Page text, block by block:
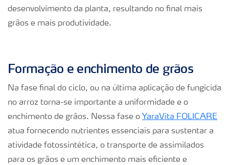
desenvolvimento da planta, resultando no final mais
grãos e mais produtividade.
Formação e enchimento de grãos
Na fase final do ciclo, ou na última aplicação de fungicida
no arroz torna-se importante a uniformidade e o
enchimento de grãos. Nessa fase o YaraVita FOLICARE
atua fornecendo nutrientes essenciais para sustentar a
atividade fotossintética, o transporte de assimilados
para os grãos e um enchimento mais eficiente e